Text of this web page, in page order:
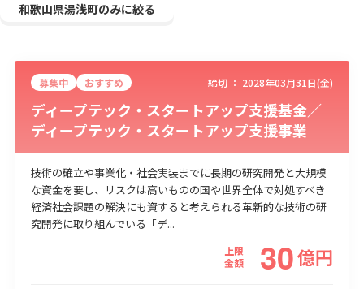
物流・運輸業 製造業 情報通信業 卸売･小売業
飲食業
建設･不動産業
サービス業 医療･福祉 農業･林業
漁業
宿泊･旅館業
その他
使い道
海外展開 設備投資
IT導入
特許・知的財産
和歌山県湯浅町のみに絞る
募集中 おすすめ 締切 ： 2028年03月31日(金)
ディープテック・スタートアップ支援基金／
ディープテック・スタートアップ支援事業
技術の確立や事業化・社会実装までに長期の研究開発と大規模
な資金を要し、リスクは高いものの国や世界全体で対処すべき
経済社会課題の解決にも資すると考えられる革新的な技術の研
究開発に取り組んでいる「デ...
上限
金額
30億円